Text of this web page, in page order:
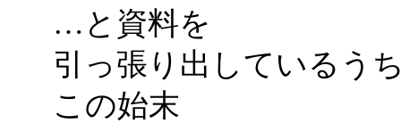
…と資料を
引っ張り出しているう
この始末